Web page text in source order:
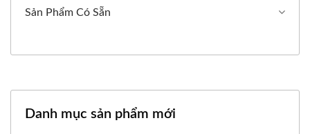
Sản Phẩm Có Sẵn
Danh mục sản phẩm mới